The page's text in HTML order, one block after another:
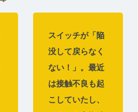
スイッチが「陥
没して戻らなく
ない！」。最近
は接触不良も起
こしていたし、